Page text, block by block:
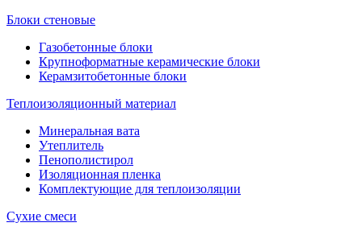
Блоки стеновые
Газобетонные блоки
Крупноформатные керамические блоки
Керамзитобетонные блоки
Теплоизоляционный материал
Минеральная вата
Утеплитель
Пенополистирол
Изоляционная пленка
Комплектующие для теплоизоляции
Сухие смеси